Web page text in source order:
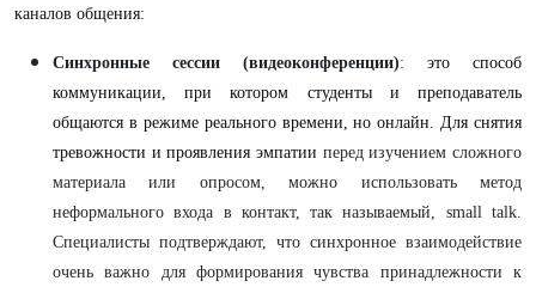
каналов общения:
Синхронные сессии (видеоконференции): это способ
коммуникации, при котором студенты и преподаватель
общаются в режиме реального времени, но онлайн. Для снятия
тревожности и проявления эмпатии перед изучением сложного
материала или опросом, можно использовать метод
неформального входа в контакт, так называемый, small talk.
Специалисты подтверждают, что синхронное взаимодействие
очень важно для формирования чувства принадлежности к